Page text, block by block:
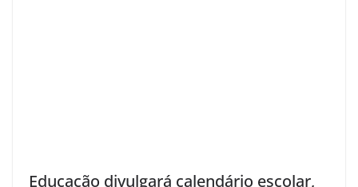
Educação divulgará calendário escolar,